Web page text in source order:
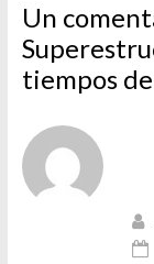
Un
tiempos